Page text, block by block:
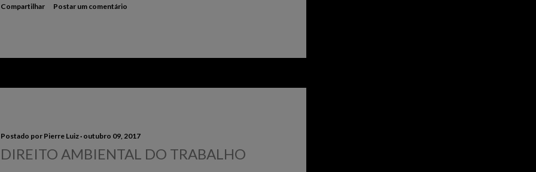
Compartilhar Postar um comentário
Postado por Pierre Luiz outubro 09, 2017
DIREITO AMBIENTAL DO TRABALHO